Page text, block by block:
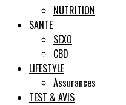
NUTRITION
SANTE
SEXO
CBD
LIFESTYLE
Assurances
TEST & AVIS